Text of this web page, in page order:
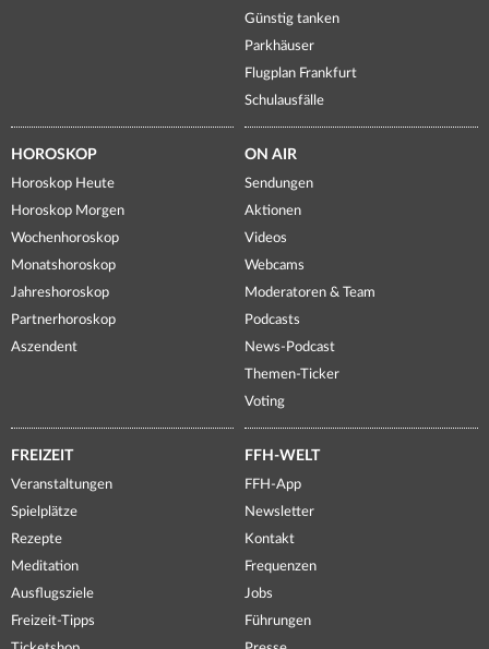
Günstig tanken
Parkhäuser
Flugplan Frankfurt
Schulausfälle
HOROSKOP
Horoskop Heute
Horoskop Morgen
Wochenhoroskop
Monatshoroskop
Jahreshoroskop
Partnerhoroskop
Aszendent
ON AIR
Sendungen
Aktionen
Videos
Webcams
Moderatoren & Team
Podcasts
News-Podcast
Themen-Ticker
Voting
FREIZEIT
Veranstaltungen
Spielplätze
Rezepte
Meditation
Ausflugsziele
Freizeit-Tipps
FFH-WELT
FFH-App
Newsletter
Kontakt
Frequenzen
Jobs
Führungen